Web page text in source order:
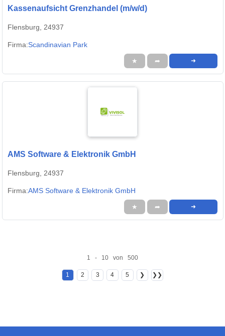
Kassenaufsicht Grenzhandel (m/w/d)
Flensburg, 24937
Firma:Scandinavian Park
★ ➦ ➜
AMS Software & Elektronik GmbH
Flensburg, 24937
Firma:AMS Software & Elektronik GmbH
★ ➦ ➜
1 - 10 von 500
1 2 3 4 5 ❯ ❯❯